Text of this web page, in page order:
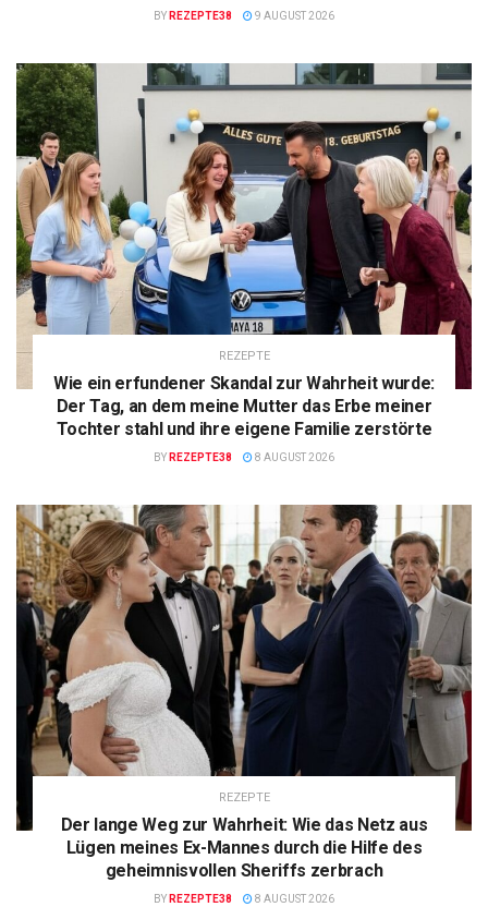
BY REZEPTE38 9 AUGUST 2026
REZEPTE
Wie ein erfundener Skandal zur Wahrheit wurde:
Der Tag, an dem meine Mutter das Erbe meiner
Tochter stahl und ihre eigene Familie zerstörte
BY REZEPTE38 8 AUGUST 2026
REZEPTE
Der lange Weg zur Wahrheit: Wie das Netz aus
Lügen meines Ex-Mannes durch die Hilfe des
geheimnisvollen Sheriffs zerbrach
BY REZEPTE38 8 AUGUST 2026